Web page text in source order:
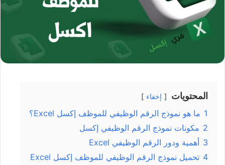
المحتويات إخفاء
1 ما هو نموذج الرقم الوظيفي للموظف إكسل Excel؟
2 مكونات نموذج الرقم الوظيفي إكسل
3 أهمية ودور الرقم الوظيفي Excel
4 تحميل نموذج الرقم الوظيفي للموظف إكسل Excel